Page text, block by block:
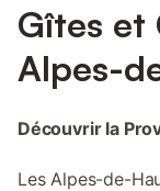
Gîtes et
Alpes-
Découvrir la
Les Alpes-de-